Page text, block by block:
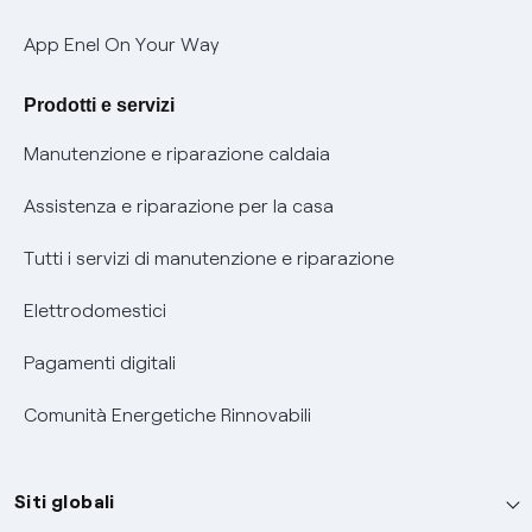
Verifica chi ti ha chiamato
Agevolazione utenti con disabilità per offerte Fibra
Informativa RAEE
App Enel On Your Way
Prodotti e servizi
Manutenzione e riparazione caldaia
Assistenza e riparazione per la casa
Tutti i servizi di manutenzione e riparazione
Elettrodomestici
Pagamenti digitali
Comunità Energetiche Rinnovabili
Siti globali